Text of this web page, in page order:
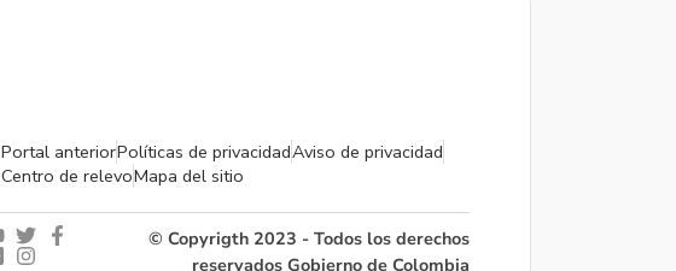
Portal anteriorPolíticas de privacidadAviso de privacidad
Centro de relevoMapa del sitio
© Copyrigth 2023 - Todos los derechos
reservados Gobierno de Colombia